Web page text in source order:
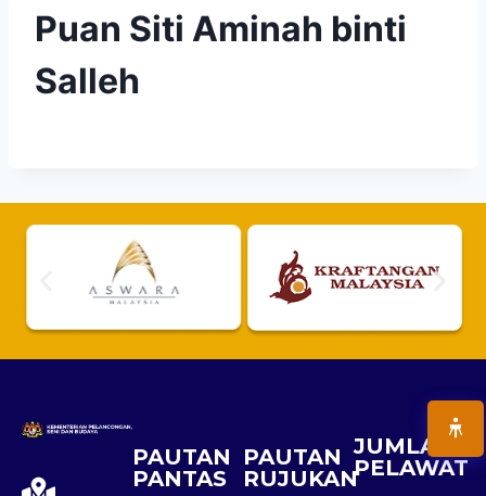
Puan Siti Aminah binti
Salleh
PAUTAN
PANTAS
PAUTAN
RUJUKAN
JUMLAH
PELAWAT